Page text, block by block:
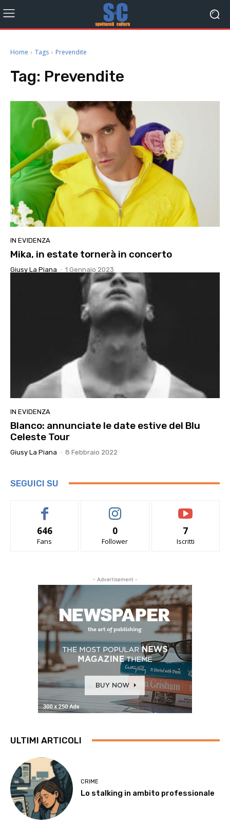
Home Tags Prevendite
Tag: Prevendite
IN EVIDENZA
Mika, in estate tornerà in concerto
Giusy La Piana - 1 Gennaio 2023
IN EVIDENZA
Blanco: annunciate le date estive del Blu
Celeste Tour
Giusy La Piana - 8 Febbraio 2022
SEGUICI SU
646
Fans
0
Follower
7
Iscritti
- Advertisement -
ULTIMI ARTICOLI
CRIME
Lo stalking in ambito professionale